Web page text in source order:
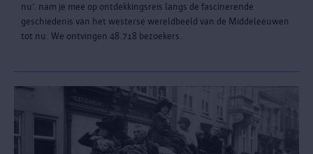
nu’. nam je mee op ontdekkingsreis langs de fascinerende
geschiedenis van het westerse wereldbeeld van de Middeleeuwen
tot nu. We ontvingen 48.718 bezoekers.